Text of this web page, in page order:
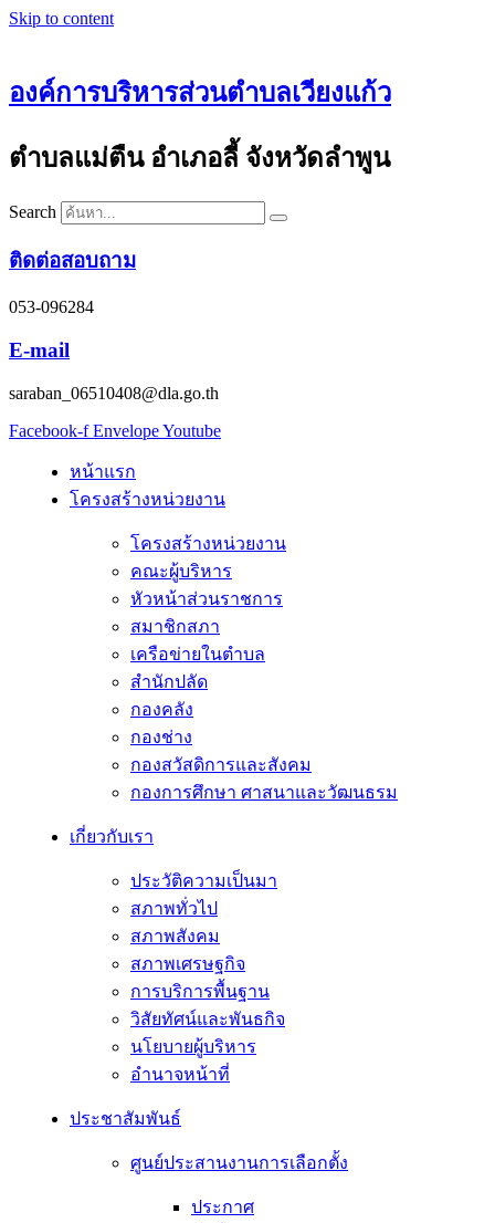
Skip to content
องค์การบริหารส่วนตำบลเวียงแก้ว
ตำบลแม่ตืน อำเภอลี้ จังหวัดลำพูน
Search
ติดต่อสอบถาม
053-096284
E-mail
saraban_06510408@dla.go.th
Facebook-f EnvelopeYoutube
หน้าแรก
โครงสร้างหน่วยงาน
โครงสร้างหน่วยงาน
คณะผู้บริหาร
หัวหน้าส่วนราชการ
สมาชิกสภา
เครือข่ายในตำบล
สำนักปลัด
กองคลัง
กองช่าง
กองสวัสดิการและสังคม
กองการศึกษา ศาสนาและวัฒนธรม
เกี่ยวกับเรา
ประวัติความเป็นมา
สภาพทั่วไป
สภาพสังคม
สภาพเศรษฐกิจ
การบริการพื้นฐาน
วิสัยทัศน์และพันธกิจ
นโยบายผู้บริหาร
อํานาจหน้าที่
ประชาสัมพันธ์
ศูนย์ประสานงานการเลือกตั้ง
ประกาศ